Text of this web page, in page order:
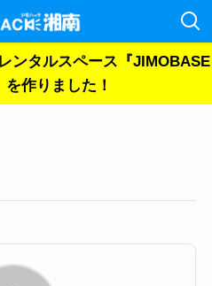
ンタルスペース『JIMOBASE
作りました！